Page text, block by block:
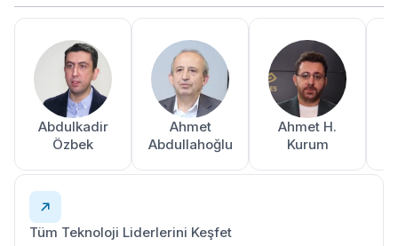
Abdulkadir
Özbek
Ahmet
Abdullahoğlu
Ahmet H.
Kurum
Tüm Teknoloji Liderlerini Keşfet